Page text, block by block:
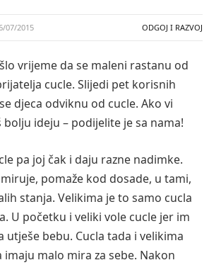
07/2015 ODGOJ I RAZVOJ
vrijeme da se maleni rastanu od
cucle. Slijedi pet korisnih
djeca odviknu od cucle. Ako vi
ideju – podijelite je sa nama!
pa joj čak i daju razne nadimke.
pomaže kod dosade, u tami,
stanja. Velikima je to samo cucla
U početku i veliki vole cucle jer im
utješe bebu. Cucla tada i velikima
imaju malo mira za sebe. Nakon